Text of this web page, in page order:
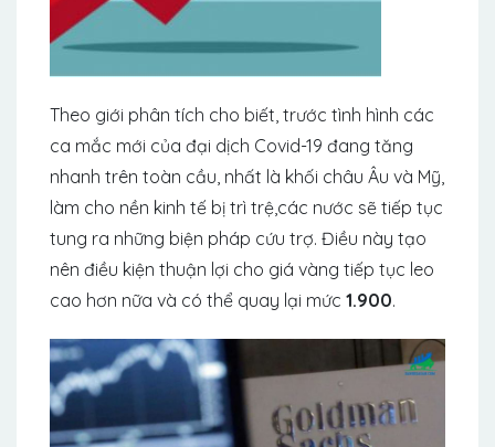
Theo giới phân tích cho biết, trước tình hình các
ca mắc mới của đại dịch Covid-19 đang tăng
nhanh trên toàn cầu, nhất là khối châu Âu và Mỹ,
làm cho nền kinh tế bị trì trệ,các nước sẽ tiếp tục
tung ra những biện pháp cứu trợ. Điều này tạo
nên điều kiện thuận lợi cho giá vàng tiếp tục leo
cao hơn nữa và có thể quay lại mức 1.900.